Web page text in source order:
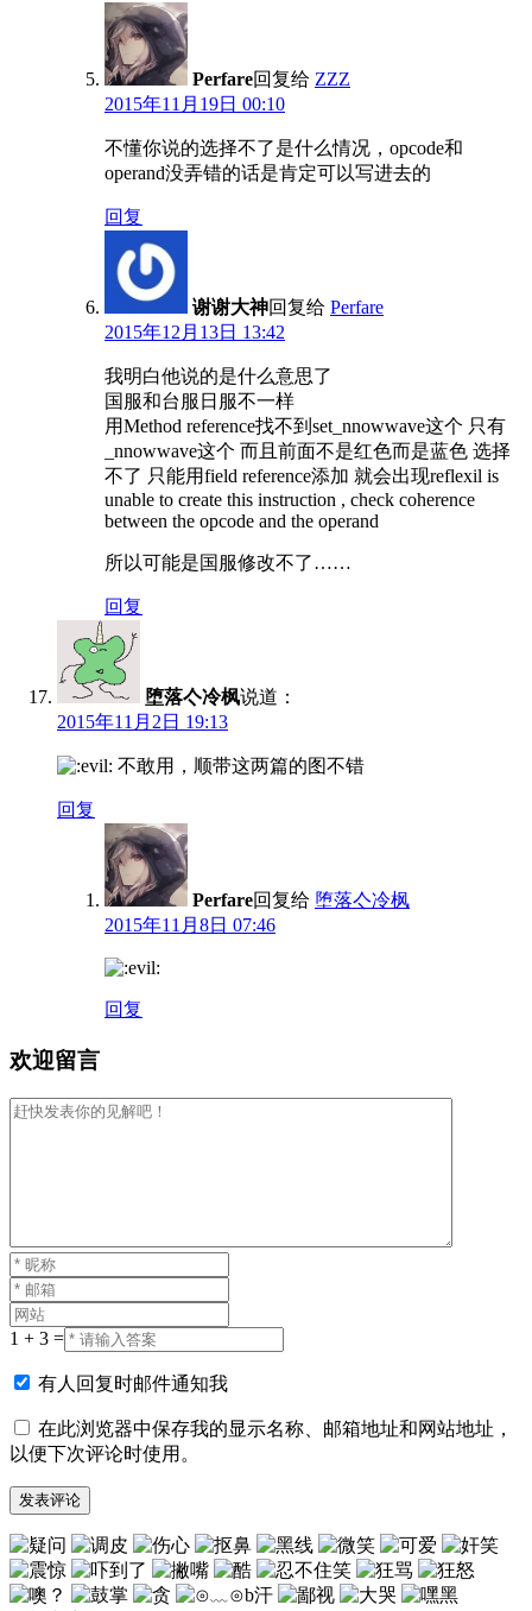
Perfare回复给 ZZZ
2015年11月19日 00:10
不懂你说的选择不了是什么情况，opcode和
operand没弄错的话是肯定可以写进去的
回复
谢谢大神回复给 Perfare
2015年12月13日 13:42
我明白他说的是什么意思了
国服和台服日服不一样
用Method reference找不到set_nnowwave这个 只有
_nnowwave这个 而且前面不是红色而是蓝色 选择
不了 只能用field reference添加 就会出现reflexil is
unable to create this instruction , check coherence
between the opcode and the operand
所以可能是国服修改不了……
回复
堕落亽冷枫说道：
2015年11月2日 19:13
不敢用，顺带这两篇的图不错
回复
Perfare回复给 堕落亽冷枫
2015年11月8日 07:46
回复
欢迎留言
1 + 3 =
有人回复时邮件通知我
在此浏览器中保存我的显示名称、邮箱地址和网站地址，
以便下次评论时使用。